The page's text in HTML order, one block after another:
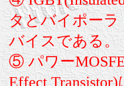
タとバイポー
バイスである。
⑤ パワー
Effect